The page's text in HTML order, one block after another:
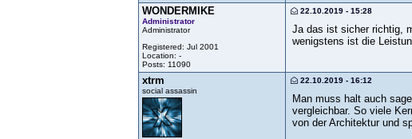
WONDERMIKE
Administrator
Administrator
Registered: Jul 2001
Location: -
Posts: 11090
22.10.2019 - 15:28
Ja das ist sicher richtig,
wenigstens ist die
xtrm
social assassin
22.10.2019 - 16:12
Man muss halt auch
vergleichbar. So viele
von der Architektur und